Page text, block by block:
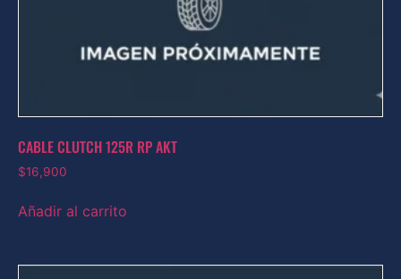
CABLE CLUTCH 125R RP AKT
$16,900
Añadir al carrito